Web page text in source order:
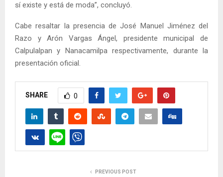
sí existe y está de moda”, concluyó.
Cabe resaltar la presencia de José Manuel Jiménez del
Razo y Arón Vargas Ángel, presidente municipal de
Calpulalpan y Nanacamilpa respectivamente, durante la
presentación oficial.
SHARE 0
PREVIOUS POST